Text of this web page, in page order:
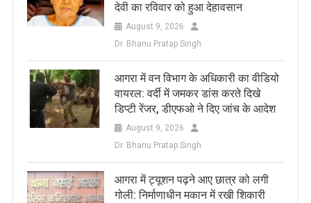
देवी का रविवार को हुआ देहावसान
August 9, 2026
Dr. Bhanu Pratap Singh
आगरा में वन विभाग के अधिकारी का वीडियो
वायरल: वर्दी में जमकर डांस करते दिखे
डिप्टी रेंजर, डीएफओ ने दिए जांच के आदेश
August 9, 2026
Dr. Bhanu Pratap Singh
आगरा में ट्यूशन पढ़ने आए छात्र को लगी
गोली: निर्माणाधीन मकान में रखी शिकारी